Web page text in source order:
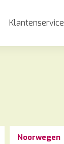
Klantenservice
Noorwegen